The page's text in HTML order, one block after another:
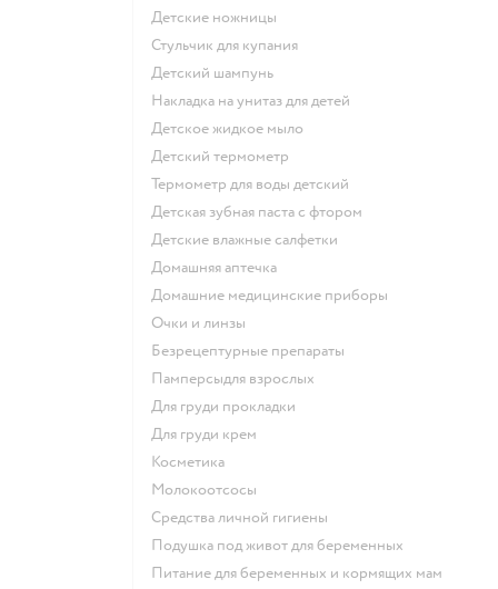
детские ножницы
стульчик для купания
детский шампунь
накладка на унитаз для детей
детское жидкое мыло
детский термометр
термометр для воды детский
детская зубная паста с фтором
детские влажные салфетки
домашняя аптечка
домашние медицинские приборы
очки и линзы
безрецептурные препараты
памперсыдля взрослых
для груди прокладки
для груди крем
косметика
Молокоотсосы
средства личной гигиены
подушка под живот для беременных
питание для беременных и кормящих мам